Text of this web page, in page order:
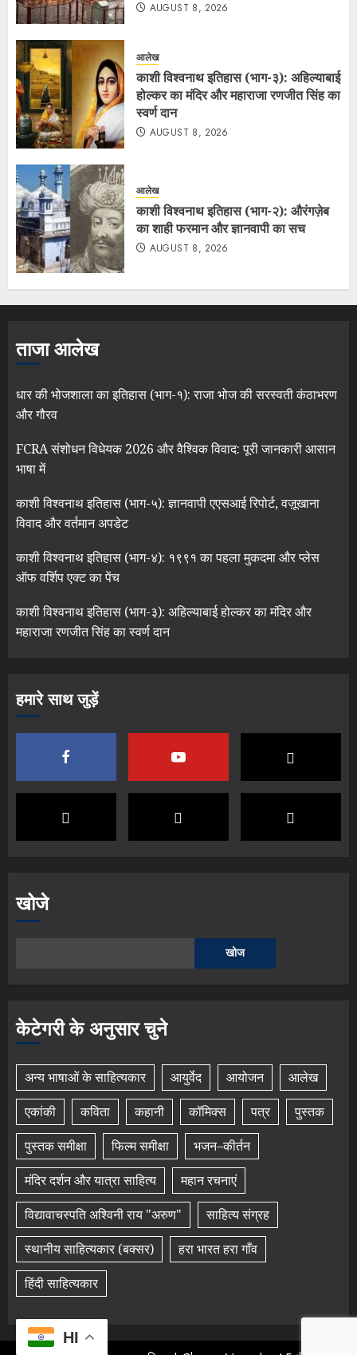
AUGUST 8, 2026
आलेख
काशी विश्वनाथ इतिहास (भाग-३): अहिल्याबाई
होल्कर का मंदिर और महाराजा रणजीत सिंह का
स्वर्ण दान
AUGUST 8, 2026
आलेख
काशी विश्वनाथ इतिहास (भाग-२): औरंगज़ेब
का शाही फरमान और ज्ञानवापी का सच
AUGUST 8, 2026
ताजा आलेख
धार की भोजशाला का इतिहास (भाग-१): राजा भोज की सरस्वती कंठाभरण
और गौरव
FCRA संशोधन विधेयक 2026 और वैश्विक विवाद: पूरी जानकारी आसान
भाषा में
काशी विश्वनाथ इतिहास (भाग-५): ज्ञानवापी एएसआई रिपोर्ट, वज़ूखाना
विवाद और वर्तमान अपडेट
काशी विश्वनाथ इतिहास (भाग-४): १९९१ का पहला मुकदमा और प्लेस
ऑफ वर्शिप एक्ट का पेंच
काशी विश्वनाथ इतिहास (भाग-३): अहिल्याबाई होल्कर का मंदिर और
महाराजा रणजीत सिंह का स्वर्ण दान
हमारे साथ जुड़ें
खोजे
खोज
केटेगरी के अनुसार चुने
अन्य भाषाओं के साहित्यकार आयुर्वेद आयोजन
आलेख
एकांकी
कविता कहानी कॉमिक्स पत्र
पुस्तक
पुस्तक समीक्षा
फिल्म समीक्षा
भजन–कीर्तन
मंदिर दर्शन और यात्रा साहित्य
महान रचनाएं
विद्यावाचस्पति अश्विनी राय "अरुण"
साहित्य संग्रह
स्थानीय साहित्यकार (बक्सर)
हरा भारत हरा गाँव
हिंदी साहित्यकार
HI